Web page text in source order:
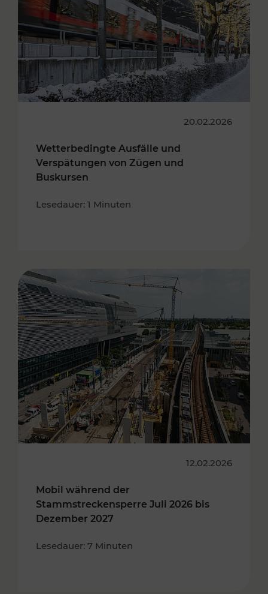
20.02.2026
Wetterbedingte Ausfälle und
Verspätungen von Zügen und
Buskursen
Lesedauer: 1 Minuten
12.02.2026
Mobil während der
Stammstreckensperre Juli 2026 bis
Dezember 2027
Lesedauer: 7 Minuten